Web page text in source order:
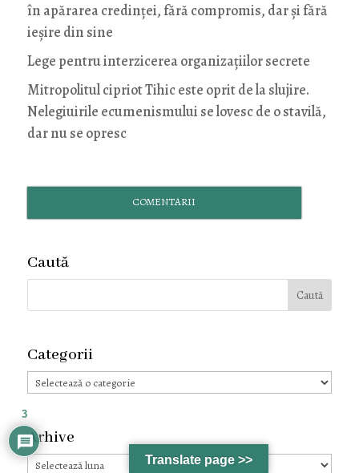
în apărarea credinței, fără compromis, dar și fără
ieșire din sine
Lege pentru interzicerea organizaţiilor secrete
Mitropolitul cipriot Tihic este oprit de la slujire.
Nelegiuirile ecumenismului se lovesc de o stavilă,
dar nu se opresc
COMENTARII
Caută
Categorii
Categorii
Arhive
Arhive Translate page >>
3